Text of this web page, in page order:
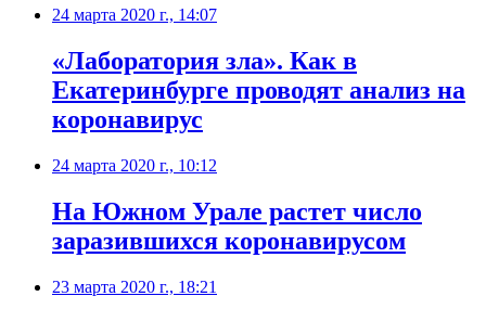
24 марта 2020 г., 14:07
«Лаборатория зла». Как в
Екатеринбурге проводят анализ на
коронавирус
24 марта 2020 г., 10:12
На Южном Урале растет число
заразившихся коронавирусом
23 марта 2020 г., 18:21